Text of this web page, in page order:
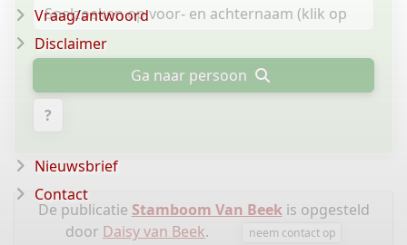
Ga naar persoon
?
De publicatie Stamboom Van Beekis opgesteld
door Daisy van Beek. neem contact op
Vraag/antwoord
Disclaimer
Nieuwsbrief
Contact